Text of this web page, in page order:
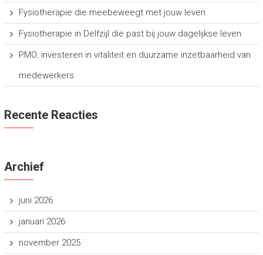
Fysiotherapie die meebeweegt met jouw leven
Fysiotherapie in Delfzijl die past bij jouw dagelijkse leven
PMO: investeren in vitaliteit en duurzame inzetbaarheid van
medewerkers
Recente Reacties
Archief
juni 2026
januari 2026
november 2025